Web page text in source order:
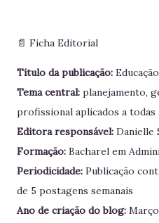
📄 Ficha Editorial
Título da publicação:
Tema central: planejamento,
profissional aplicados a todas
Editora responsável: Danielle
Formação: Bacharel em
Periodicidade: Publicação
de 5 postagens semanais
Ano de criação do blog: